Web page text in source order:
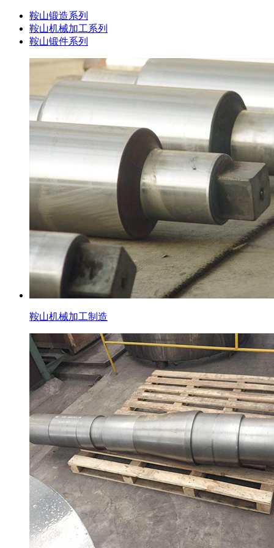
鞍山锻造系列
鞍山机械加工系列
鞍山锻件系列
鞍山机械加工制造